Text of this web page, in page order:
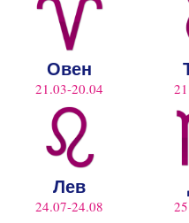
Овен
21.03-20.04
Лев
24.07-24.08